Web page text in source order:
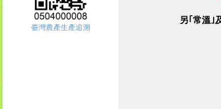
臺灣農產生產追溯
另｢ 常溫｣